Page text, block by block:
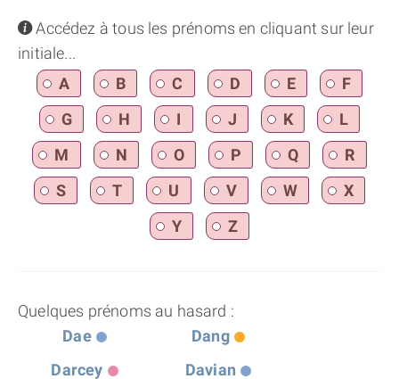
infoAccédez à tous les prénoms en cliquant sur leur
initiale...
A
B C D E
F
G
H I J K
L
M
N O P Q
R
S
T U V W
X
Y
Z
Quelques prénoms au hasard :
Dae
Dang
Darcey
Davian